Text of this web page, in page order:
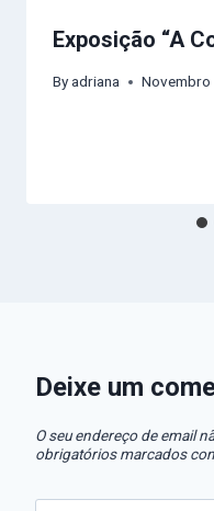
Exposição “A
Byadriana Novembro
Deixe um
O seu endereço de email
obrigatórios marcados